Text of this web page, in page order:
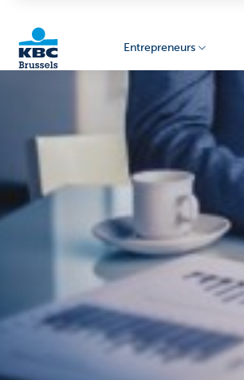
Entrepreneurs